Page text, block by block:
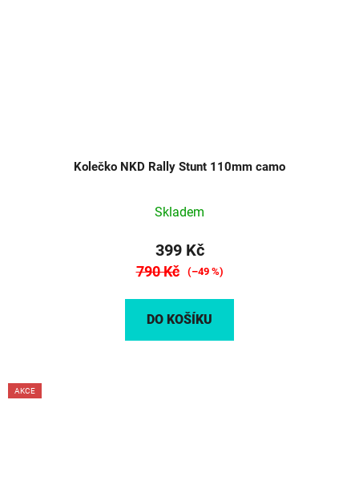
Kolečko NKD Rally Stunt 110mm camo
Skladem
399 Kč
790 Kč (–49 %)
DO KOŠÍKU
AKCE